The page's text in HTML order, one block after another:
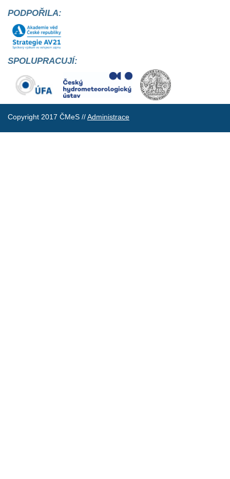
PODPOŘILA:
SPOLUPRACUJÍ:
Copyright 2017 ČMeS //Administrace